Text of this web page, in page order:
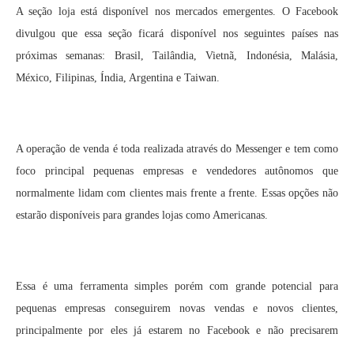
A seção loja está disponível nos mercados emergentes. O Facebook
divulgou que essa seção ficará disponível nos seguintes países nas
próximas semanas: Brasil, Tailândia, Vietnã, Indonésia, Malásia,
México, Filipinas, Índia, Argentina e Taiwan.
A operação de venda é toda realizada através do Messenger e tem como
foco principal pequenas empresas e vendedores autônomos que
normalmente lidam com clientes mais frente a frente. Essas opções não
estarão disponíveis para grandes lojas como Americanas.
Essa é uma ferramenta simples porém com grande potencial para
pequenas empresas conseguirem novas vendas e novos clientes,
principalmente por eles já estarem no Facebook e não precisarem